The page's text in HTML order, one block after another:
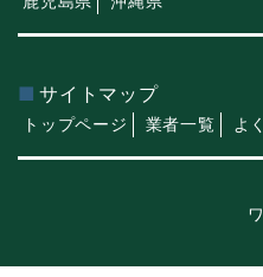
サイトマップ
トップページ 業者一覧 よ